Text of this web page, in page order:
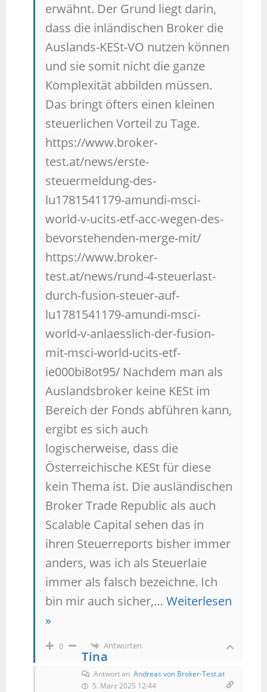
erwähnt. Der Grund liegt darin,
dass die inländischen Broker die
Auslands-KESt-VO nutzen können
und sie somit nicht die ganze
Komplexität abbilden müssen.
Das bringt öfters einen kleinen
steuerlichen Vorteil zu Tage.
https://www.broker-
test.at/news/erste-
steuermeldung-des-
lu1781541179-amundi-msci-
world-v-ucits-etf-acc-wegen-des-
bevorstehenden-merge-mit/
https://www.broker-
test.at/news/rund-4-steuerlast-
durch-fusion-steuer-auf-
lu1781541179-amundi-msci-
world-v-anlaesslich-der-fusion-
mit-msci-world-ucits-etf-
ie000bi8ot95/ Nachdem man als
Auslandsbroker keine KESt im
Bereich der Fonds abführen kann,
ergibt es sich auch
logischerweise, dass die
Österreichische KESt für diese
kein Thema ist. Die ausländischen
Broker Trade Republic als auch
Scalable Capital sehen das in
ihren Steuerreports bisher immer
anders, was ich als Steuerlaie
immer als falsch bezeichne. Ich
bin mir auch sicher,… Weiterlesen
»
0 Antworten
Tina
Antwort an Andreas von Broker-Test.at
5. März 2025 12:44